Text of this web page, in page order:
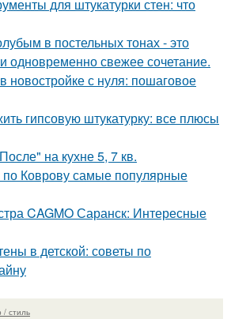
для штукатурки стен: что
в постельных тонах - это
одновременно свежее сочетание.
новостройке с нуля: пошаговое
гипсовую штукатурку: все плюсы
на кухне 5, 7 кв.
по Коврову самые популярные
CAGMO Саранск: Интересные
в детской: советы по
/ стиль